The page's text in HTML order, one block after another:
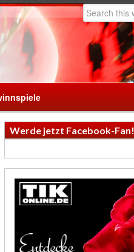
Werde jetzt Facebook-Fan!